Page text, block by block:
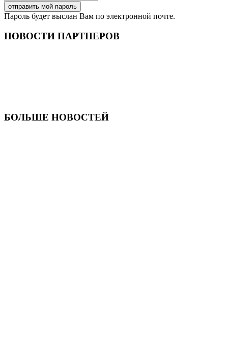
Пароль будет выслан Вам по электронной почте.
НОВОСТИ ПАРТНЕРОВ
БОЛЬШЕ НОВОСТЕЙ